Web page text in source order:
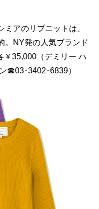
アのリブニットは、
。NY発の人気ブランド
￥35,000（デミリー ハ
☎03･3402･6839）